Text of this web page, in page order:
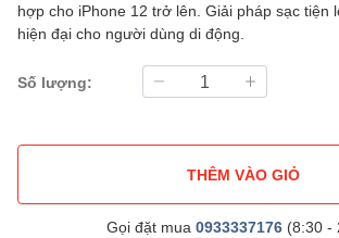
hợp cho iPhone 12 trở lên. Giải pháp sạc tiện
hiện đại cho người dùng di động.
Số lượng:
THÊM VÀO GIỎ
Gọi đặt mua 0933337176(8:30 -